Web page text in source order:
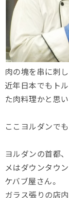
肉の塊を串に刺
近年日本でもト
た肉料理かと思い
ここヨルダンで
ヨルダンの首都
メはダウンタウ
ケバブ屋さん。
ガラス張りの店